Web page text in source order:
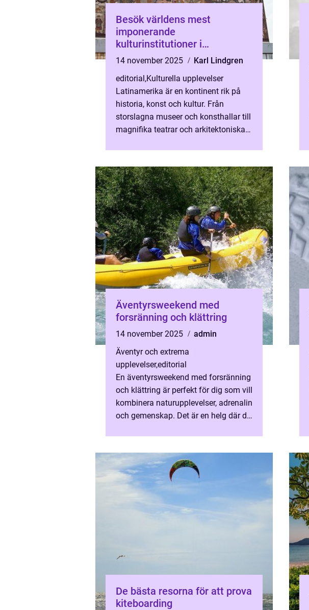
Besök världens mest
imponerande
kulturinstitutioner i
Latinamerika
14 november 2025
Karl Lindgren
editorial,Kulturella upplevelser
Latinamerika är en kontinent rik på
historia, konst och kultur. Från
storslagna museer och konsthallar till
magnifika teatrar och arkitektoniska
Äventyrsweekend med
forsränning och klättring
14 november 2025
admin
Äventyr och extrema
upplevelser,editorial
En äventyrsweekend med forsränning
och klättring är perfekt för dig som vill
kombinera naturupplevelser, adrenalin
och gemenskap. Det är en helg där du
De bästa resorna för att prova
kiteboarding